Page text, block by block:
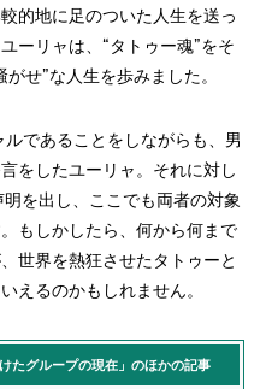
的地に足のついた人生を送っ
ーリャは、“タトゥー魂”をそ
せ”な人生を歩みました。
であることをしながらも、男
をしたユーリャ。それに対し
を出し、ここでも両者の対象
もしかしたら、何から何まで
世界を熱狂させたタトゥーと
えるのかもしれません。
たグループの現在」のほかの記事